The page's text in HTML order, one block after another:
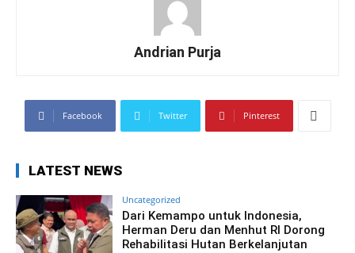
Andrian Purja
Facebook Twitter Pinterest
LATEST NEWS
Uncategorized
Dari Kemampo untuk Indonesia,
Herman Deru dan Menhut RI Dorong
Rehabilitasi Hutan Berkelanjutan